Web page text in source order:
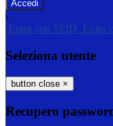
-
Entra con SPID
Entra
Seleziona utente
button close ×
Recupero